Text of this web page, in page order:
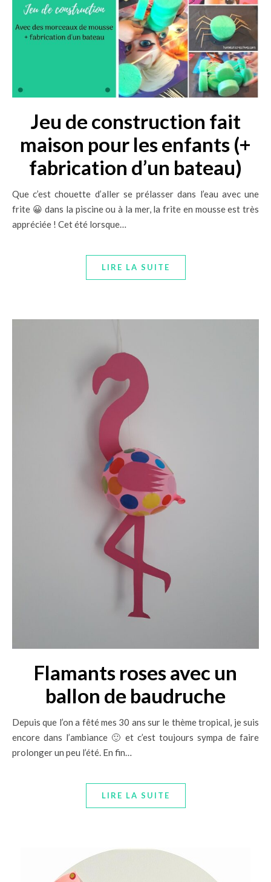
Jeu de construction fait
maison pour les enfants (+
fabrication d’un bateau)
Que c’est chouette d’aller se prélasser dans l’eau avec une
frite 😀 dans la piscine ou à la mer, la frite en mousse est très
appréciée ! Cet été lorsque…
LIRE LA SUITE
Flamants roses avec un
ballon de baudruche
Depuis que l’on a fêté mes 30 ans sur le thème tropical, je suis
encore dans l’ambiance 🙂 et c’est toujours sympa de faire
prolonger un peu l’été. En fin…
LIRE LA SUITE